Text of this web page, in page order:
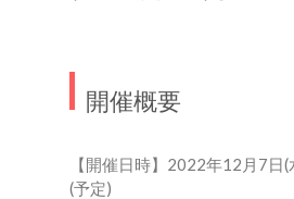
開催概要
【開催日時】2022年12月7
(予定)